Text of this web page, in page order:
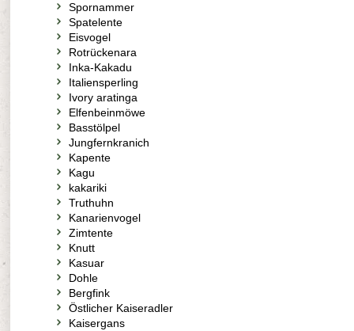
Spornammer
Spatelente
Eisvogel
Rotrückenara
Inka-Kakadu
Italiensperling
Ivory aratinga
Elfenbeinmöwe
Basstölpel
Jungfernkranich
Kapente
Kagu
kakariki
Truthuhn
Kanarienvogel
Zimtente
Knutt
Kasuar
Dohle
Bergfink
Östlicher Kaiseradler
Kaisergans